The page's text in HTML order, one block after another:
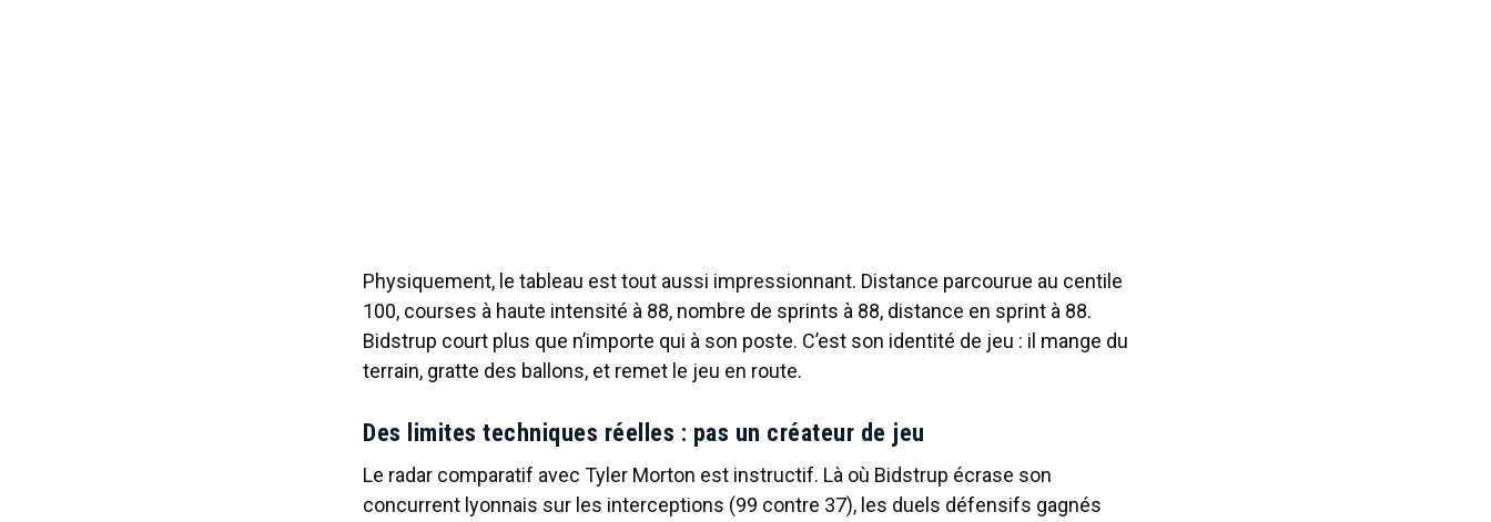
Physiquement, le tableau est tout aussi impressionnant. Distance parcourue au centile
100, courses à haute intensité à 88, nombre de sprints à 88, distance en sprint à 88.
Bidstrup court plus que n’importe qui à son poste. C’est son identité de jeu : il mange du
terrain, gratte des ballons, et remet le jeu en route.
Des limites techniques réelles : pas un créateur de jeu
Le radar comparatif avec Tyler Morton est instructif. Là où Bidstrup écrase son
concurrent lyonnais sur les interceptions (99 contre 37), les duels défensifs gagnés